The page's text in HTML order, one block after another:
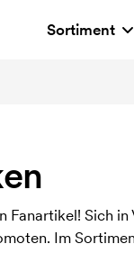
Sortiment
Fanartikel! Sich
Im